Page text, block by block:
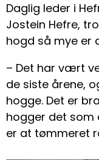
Daglig leder i
Jostein Hefre,
hogd så mye er
– Det har vært
de siste årene,
hogge. Det er
hogger det som
er at tømmeret